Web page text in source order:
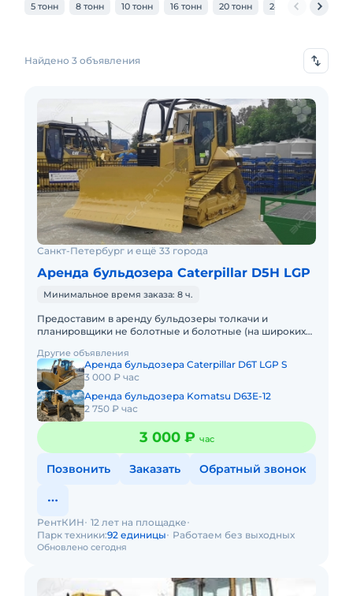
5 тонн 8 тонн 10 тонн 16 тонн 20 тонн 24 тонн 25 тонн
Найдено 3 объявления
Санкт-Петербург и ещё 33 города
Аренда бульдозера Caterpillar D5H LGP
Минимальное время заказа: 8 ч.
Предоставим в аренду бульдозеры толкачи и
планировщики не болотные и болотные (на широких
смена.Доставка осущес
Другие объявления
Аренда бульдозера Caterpillar D6T LGP S
3 000 ₽ час
Аренда бульдозера Komatsu D63E-12
2 750 ₽ час
3 000 ₽ час
Позвонить Заказать Обратный звонок
Обновлено сегодня
РентКИН 12 лет на площадке
Парк техники:92 единицы Работаем без выходных